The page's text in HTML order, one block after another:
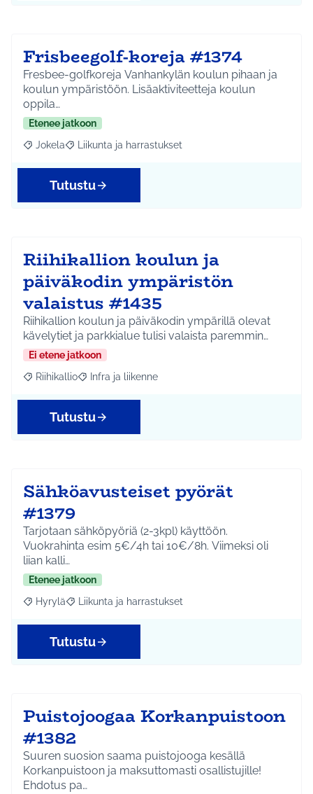
Frisbeegolf-koreja #1374
Fresbee-golfkoreja Vanhankylän koulun pihaan ja
koulun ympäristöön. Lisäaktiviteetteja koulun
oppila…
Etenee jatkoon
Rajaa tulokset aihepiirin mukaan: Jokela
Jokela Rajaa tulokset teeman mukaan: Liikunta ja
Liikunta ja harrastukset
Tutustu
Riihikallion koulun ja
päiväkodin ympäristön
valaistus #1435
Riihikallion koulun ja päiväkodin ympärillä olevat
kävelytiet ja parkkialue tulisi valaista paremmin…
Ei etene jatkoon
Rajaa tulokset aihepiirin mukaan: Riihikallio
Riihikallio Rajaa tulokset teeman mukaan: Infra ja liikenne
Infra ja liikenne
Tutustu
Sähköavusteiset pyörät
#1379
Tarjotaan sähköpyöriä (2-3kpl) käyttöön.
Vuokrahinta esim 5€/4h tai 10€/8h. Viimeksi oli
liian kalli…
Etenee jatkoon
Rajaa tulokset aihepiirin mukaan: Hyrylä
Hyrylä Rajaa tulokset teeman mukaan: Liikunta ja
Liikunta ja harrastukset
Tutustu
Puistojoogaa Korkanpuistoon
#1382
Suuren suosion saama puistojooga kesällä
Korkanpuistoon ja maksuttomasti osallistujille!
Ehdotus pa…